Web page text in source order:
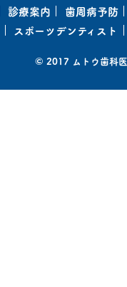
診療案内 歯周病予防
スポーツデンティスト
© 2017 ムトウ歯科